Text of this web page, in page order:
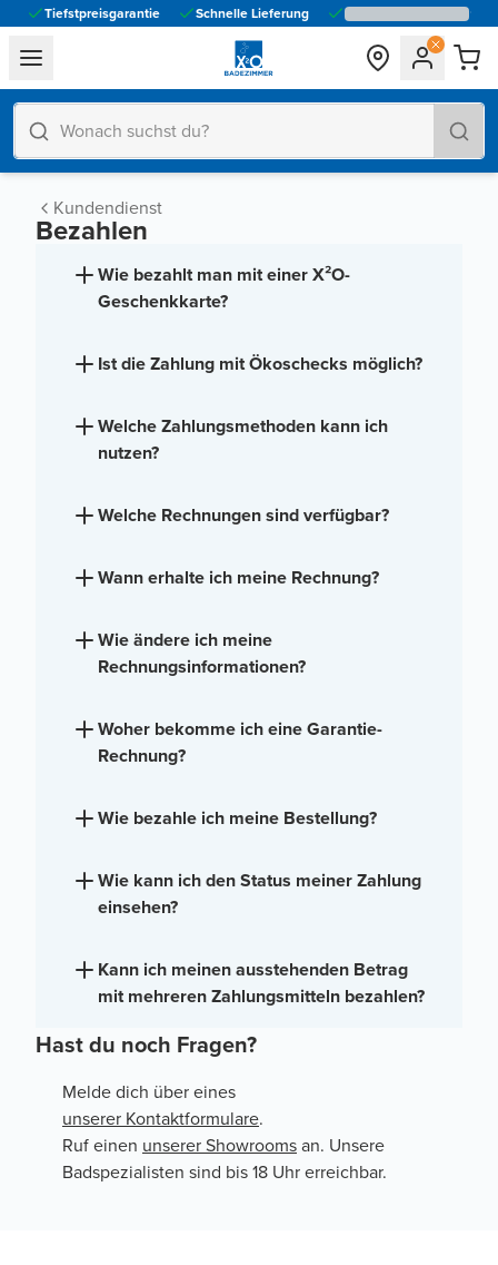
Tiefstpreisgarantie Schnelle Lieferung
general.navigation.toggle_menu.label
Kundendienst
Bezahlen
Wie bezahlt man mit einer X²O-
Geschenkkarte?
Ist die Zahlung mit Ökoschecks möglich?
Welche Zahlungsmethoden kann ich
nutzen?
Welche Rechnungen sind verfügbar?
Wann erhalte ich meine Rechnung?
Wie ändere ich meine
Rechnungsinformationen?
Woher bekomme ich eine Garantie-
Rechnung?
Wie bezahle ich meine Bestellung?
Wie kann ich den Status meiner Zahlung
einsehen?
Kann ich meinen ausstehenden Betrag
mit mehreren Zahlungsmitteln bezahlen?
Hast du noch Fragen?
Melde dich über eines
unserer Kontaktformulare.
Ruf einen unserer Showroomsan. Unsere
Badspezialisten sind bis 18 Uhr erreichbar.